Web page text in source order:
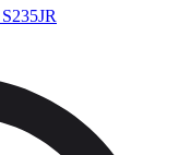
S235JR